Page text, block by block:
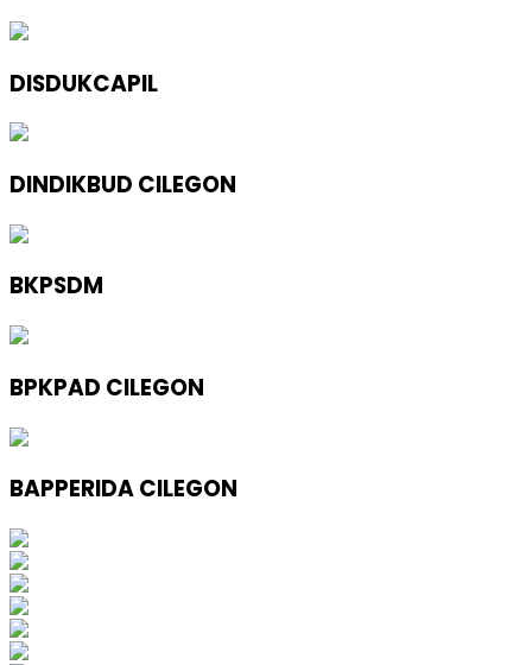
DISDUKCAPIL
DINDIKBUD CILEGON
BKPSDM
BPKPAD CILEGON
BAPPERIDA CILEGON